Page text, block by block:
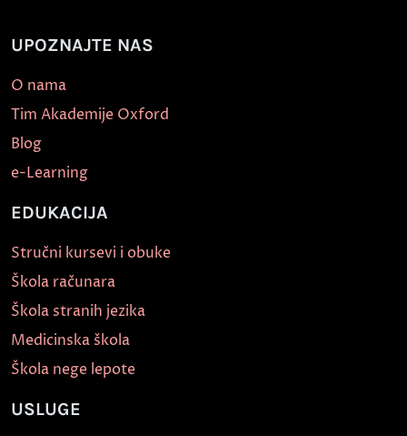
UPOZNAJTE NAS
O nama
Tim Akademije Oxford
Blog
e-Learning
EDUKACIJA
Stručni kursevi i obuke
Škola računara
Škola stranih jezika
Medicinska škola
Škola nege lepote
USLUGE